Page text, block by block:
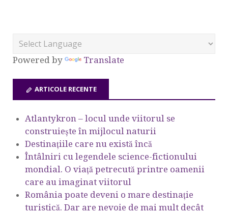
Powered by Translate
ARTICOLE RECENTE
Atlantykron – locul unde viitorul se
construiește în mijlocul naturii
Destinațiile care nu există încă
Întâlniri cu legendele science-fictionului
mondial. O viață petrecută printre oamenii
care au imaginat viitorul
România poate deveni o mare destinație
turistică. Dar are nevoie de mai mult decât